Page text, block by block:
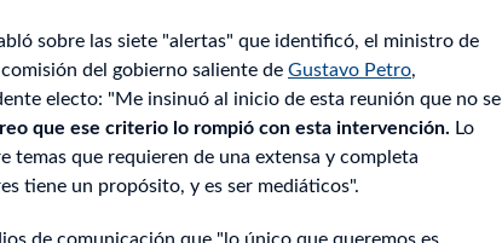
sobre las siete "alertas" que identificó, el ministro de
del gobierno saliente de Gustavo Petro,
electo: "Me insinuó al inicio de esta reunión que no se
que ese criterio lo rompió con esta intervención. Lo
que requieren de una extensa y completa
tiene un propósito, y es ser mediáticos".